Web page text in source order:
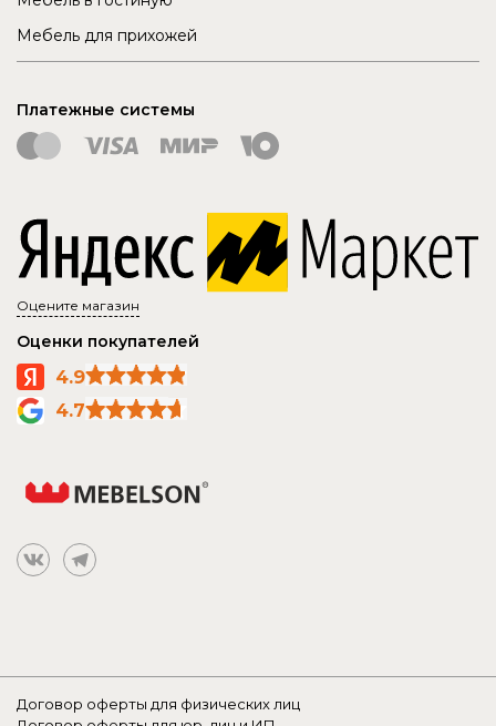
Мебель для прихожей
Платежные системы
Оцените магазин
Оценки покупателей
4.9
4.7
Договор оферты для физических лиц